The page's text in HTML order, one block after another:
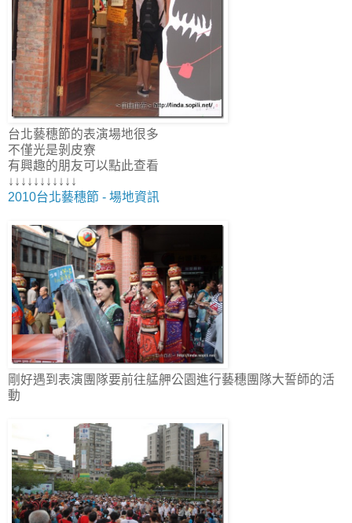
台北藝穗節的表演場地很多
不僅光是剝皮寮
有興趣的朋友可以點此查看
↓↓↓↓↓↓↓↓↓↓↓
2010台北藝穗節 - 場地資訊
剛好遇到表演團隊要前往艋舺公園進行藝穗團隊大誓師的活
動